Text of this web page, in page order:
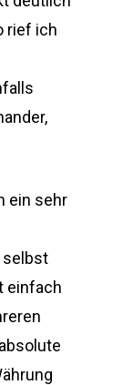
rief ich
ein sehr
selbst
einfach